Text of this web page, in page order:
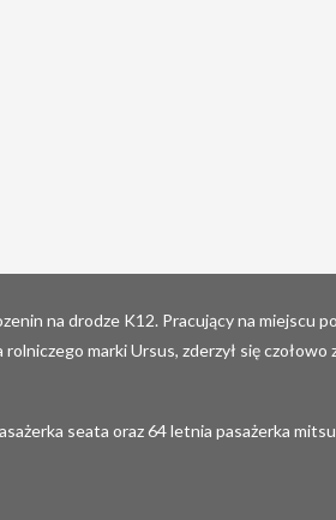
na drodze K12. Pracujący na miejscu
marki Ursus, zderzył się
seata oraz 64 letnia pasażerka